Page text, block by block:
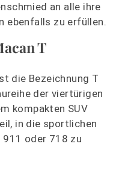
an alle ihre
ebenfalls zu erfüllen.
T
die Bezeichnung T
der viertürigen
kompakten SUV
in die sportlichen
oder 718 zu